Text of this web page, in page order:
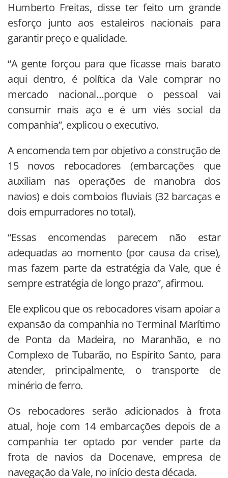
Humberto Freitas, disse ter feito um grande
esforço junto aos estaleiros nacionais para
garantir preço e qualidade.
“A gente forçou para que ficasse mais barato
aqui dentro, é política da Vale comprar no
mercado nacional…porque o pessoal vai
consumir mais aço e é um viés social da
companhia”, explicou o executivo.
A encomenda tem por objetivo a construção de
15 novos rebocadores (embarcações que
auxiliam nas operações de manobra dos
navios) e dois comboios fluviais (32 barcaças e
dois empurradores no total).
“Essas encomendas parecem não estar
adequadas ao momento (por causa da crise),
mas fazem parte da estratégia da Vale, que é
sempre estratégia de longo prazo”, afirmou.
Ele explicou que os rebocadores visam apoiar a
expansão da companhia no Terminal Marítimo
de Ponta da Madeira, no Maranhão, e no
Complexo de Tubarão, no Espírito Santo, para
atender, principalmente, o transporte de
minério de ferro.
Os rebocadores serão adicionados à frota
atual, hoje com 14 embarcações depois de a
companhia ter optado por vender parte da
frota de navios da Docenave, empresa de
navegação da Vale, no início desta década.